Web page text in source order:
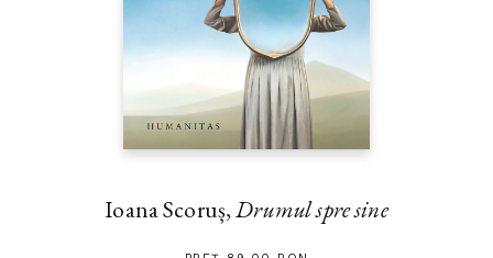
Ioana Scoruș,Drumul spre sine